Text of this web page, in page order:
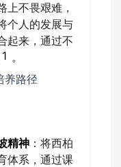
上不畏艰难，
个人的发展与
起来，通过不
1 。
养路径
精神 ：将西柏
体系，通过课